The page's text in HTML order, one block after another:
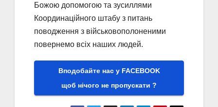
Божою допомогою та зусиллями
Координаційного штабу з питань
поводження з військовополоненими
повернемо всіх наших людей.
Вподобайте нас у FACEBOOK
щоб нічого не пропускати ?